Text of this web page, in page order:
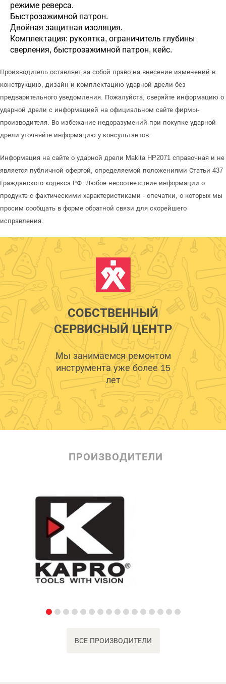
режиме реверса.
Быстрозажимной патрон.
Двойная защитная изоляция.
Комплектация: рукоятка, ограничитель глубины
сверления, быстрозажимной патрон, кейс.
Производитель оставляет за собой право на внесение изменений в
конструкцию, дизайн и комплектацию ударной дрели без
предварительного уведомления. Пожалуйста, сверяйте информацию о
ударной дрели с информацией на официальном сайте фирмы-
производителя. Во избежание недоразумений при покупке ударной
дрели уточняйте информацию у консультантов.
Информация на сайте о ударной дрели Makita HP2071 справочная и не
является публичной офертой, определяемой положениями Статьи 437
Гражданского кодекса РФ. Любое несоответствие информации о
продукте с фактическими характеристиками - опечатки, о которых мы
просим сообщать в форме обратной связи для скорейшего
исправления.
СОБСТВЕННЫЙ
СЕРВИСНЫЙ ЦЕНТР
Мы занимаемся ремонтом
инструмента уже более 15
лет
ПРОИЗВОДИТЕЛИ
ВСЕ ПРОИЗВОДИТЕЛИ